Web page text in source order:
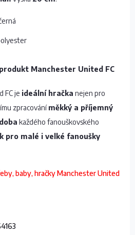
Manchester United FC
FC je ideální hračka nejen pro
zpracováníměkký a příjemný
každého fanouškovského
pro malé i velké fanoušky
baby, hračky Manchester United